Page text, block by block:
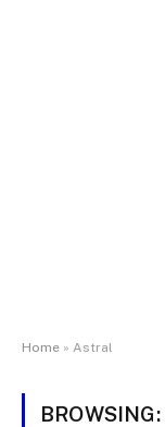
Home » Astral
BROWSING: